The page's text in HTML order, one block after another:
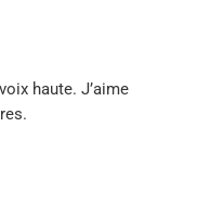
haute. J’aime